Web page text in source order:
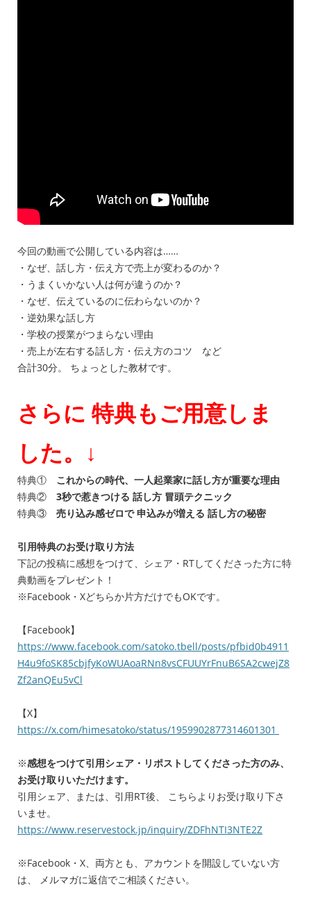
今回の動画で公開している内容は……
・なぜ、話し方・伝え方で売上が変わるのか？
・うまくいかない人は何が違うのか？
・なぜ、伝えているのに伝わらないのか？
・逆効果な話し方
・学校の授業がつまらない理由
・売上が左右する話し方・伝え方のコツ など
合計30分。 ちょっとした教材です。 ㅤ
さらに 特典もご用意しま
した。↓
特典① これからの時代、一人起業家に話し方が重要な理由
特典② 3秒で惹きつける 話し方 冒頭テクニック
特典③ 売り込み感ゼロで 申込みが増える 話し方の秘密
引用特典のお受け取り方法
下記の投稿に感想をつけて、シェア・RTしてくださった方に特
典動画をプレゼント！
※Facebook・Xどちらか片方だけでもOKです。
【Facebook】
https://www.facebook.com/satoko.tbell/posts/pfbid0b4911
H4u9foSK85cbjfyKoWUAoaRNn8vsCFUUYrFnuB6SA2cwejZ8
Zf2anQEu5vCl
【X】
https://x.com/himesatoko/status/1959902877314601301
※感想をつけて引用シェア・リポストしてくださった方のみ、
お受け取りいただけます。
引用シェア、または、引用RT後、 こちらよりお受け取り下さ
いませ。
https://www.reservestock.jp/inquiry/ZDFhNTI3NTE2Z
※Facebook・X、両方とも、アカウントを開設していない方
は、 メルマガに返信でご相談ください。